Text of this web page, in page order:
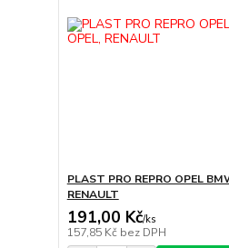
PLAST PRO REPRO OPEL
RENAULT
191,00 Kč/ks
157,85 Kč bez DPH